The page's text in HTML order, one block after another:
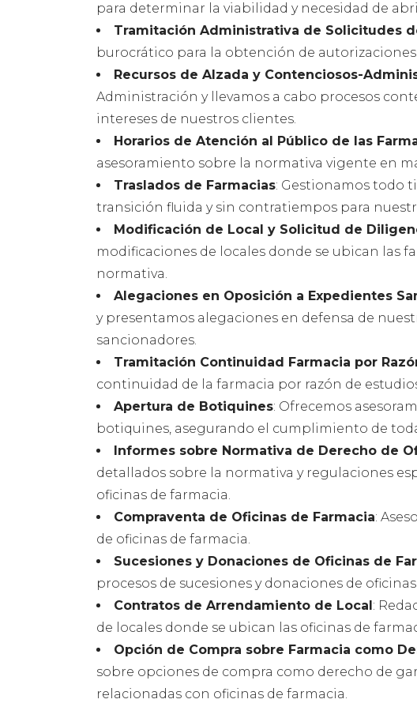
para determinar la viabilidad y necesidad de
Tramitación Administrativa de Solicitudes
burocrático para la obtención de autorizaciones.
Recursos de Alzada y Contenciosos-
Administración y llevamos a cabo procesos
intereses de nuestros clientes.
Horarios de Atención al Público de las
asesoramiento sobre la normativa vigente en
Traslados de Farmacias: Gestionamos todo
transición fluida y sin contratiempos para
Modificación de Local y Solicitud de
modificaciones de locales donde se ubican las
normativa.
Alegaciones en Oposición a Expedientes
y presentamos alegaciones en defensa de
sancionadores.
Tramitación Continuidad Farmacia por
continuidad de la farmacia por razón de
Apertura de Botiquines: Ofrecemos
botiquines, asegurando el cumplimiento de
Informes sobre Normativa de Derecho de
detallados sobre la normativa y regulaciones
oficinas de farmacia.
Compraventa de Oficinas de Farmacia:
de oficinas de farmacia.
Sucesiones y Donaciones de Oficinas de
procesos de sucesiones y donaciones de
Contratos de Arrendamiento de Local :
de locales donde se ubican las oficinas de
Opción de Compra sobre Farmacia como
sobre opciones de compra como derecho de
relacionadas con oficinas de farmacia.